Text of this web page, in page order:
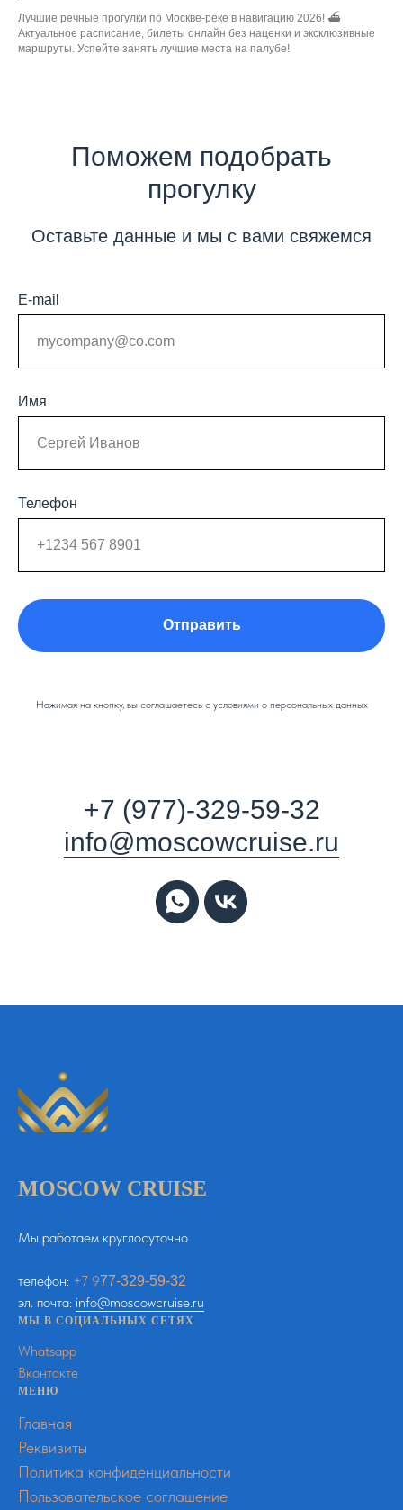
Лучшие речные прогулки по Москве-реке в навигацию 2026! ⛴️
Актуальное расписание, билеты онлайн без наценки и эксклюзивные
маршруты. Успейте занять лучшие места на палубе!
Поможем подобрать
прогулку
Оставьте данные и мы с вами свяжемся
E-mail
Имя
Телефон
Отправить
Нажимая на кнопку, вы соглашаетесь с условиями о персональных данных
+7 (977)-329-59-32
info@moscowcruise.ru
MOSCOW CRUISE
Мы работаем круглосуточно
телефон: +7 977-329-59-32
эл. почта: info@moscowcruise.ru
МЫ В СОЦИАЛЬНЫХ СЕТЯХ
Whatsapp
Вконтакте
МЕНЮ
Главная
Реквизиты
Политика конфиденциальности
Пользовательское соглашение